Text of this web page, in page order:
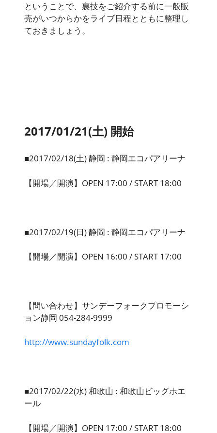
ということで、裏技をご紹介する前に一般販
売がいつからかをライブ日程とともに整理し
ておきましょう。
2017/01/21(土) 開始
■2017/02/18(土) 静岡 : 静岡エコパアリーナ
【開場／開演】OPEN 17:00 / START 18:00
■2017/02/19(日) 静岡 : 静岡エコパアリーナ
【開場／開演】OPEN 16:00 / START 17:00
【問い合わせ】サンデーフォークプロモーシ
ョン静岡 054-284-9999
http://www.sundayfolk.com
■2017/02/22(水) 和歌山 : 和歌山ビッグホエ
ール
【開場／開演】OPEN 17:00 / START 18:00